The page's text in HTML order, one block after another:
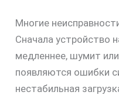
Многие
Сначала устройство
медленнее, шумит
появляются ошибки
нестабильная